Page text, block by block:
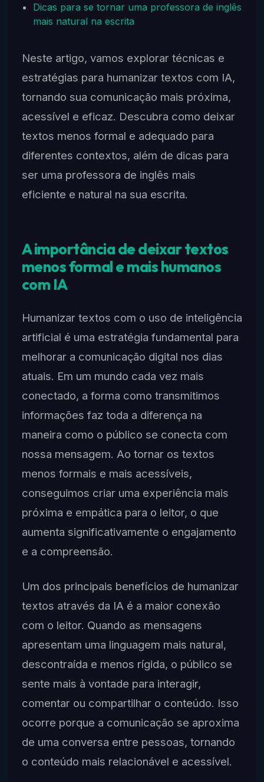
Dicas para se tornar uma professora de inglês
mais natural na escrita
Neste artigo, vamos explorar técnicas e
estratégias para humanizar textos com IA,
tornando sua comunicação mais próxima,
acessível e eficaz. Descubra como deixar
textos menos formal e adequado para
diferentes contextos, além de dicas para
ser uma professora de inglês mais
eficiente e natural na sua escrita.
A importância de deixar textos
menos formal e mais humanos
com IA
Humanizar textos com o uso de inteligência
artificial é uma estratégia fundamental para
melhorar a comunicação digital nos dias
atuais. Em um mundo cada vez mais
conectado, a forma como transmitimos
informações faz toda a diferença na
maneira como o público se conecta com
nossa mensagem. Ao tornar os textos
menos formais e mais acessíveis,
conseguimos criar uma experiência mais
próxima e empática para o leitor, o que
aumenta significativamente o engajamento
e a compreensão.
Um dos principais benefícios de humanizar
textos através da IA é a maior conexão
com o leitor. Quando as mensagens
apresentam uma linguagem mais natural,
descontraída e menos rígida, o público se
sente mais à vontade para interagir,
comentar ou compartilhar o conteúdo. Isso
ocorre porque a comunicação se aproxima
de uma conversa entre pessoas, tornando
o conteúdo mais relacionável e acessível.